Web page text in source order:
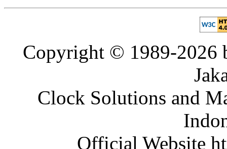
Copyright © 1989-2026
Clock Solutions and
Official Website